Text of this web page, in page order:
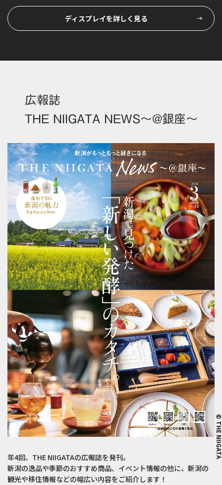
ディスプレイを詳しく見る
広報誌
THE NIIGATA NEWS～@銀座～
年4回、THE NIIGATAの広報誌を発刊。
新潟の逸品や季節のおすすめ商品、イベント情報の他に、新潟の
観光や移住情報などの幅広い内容をご紹介します！
© THE